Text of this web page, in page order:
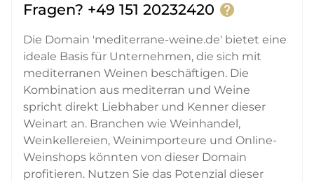
Fragen? +49 151 20232420 help
Die Domain 'mediterrane-weine.de' bietet eine
ideale Basis für Unternehmen, die sich mit
mediterranen Weinen beschäftigen. Die
Kombination aus mediterran und Weine
spricht direkt Liebhaber und Kenner dieser
Weinart an. Branchen wie Weinhandel,
Weinkellereien, Weinimporteure und Online-
Weinshops könnten von dieser Domain
profitieren. Nutzen Sie das Potenzial dieser